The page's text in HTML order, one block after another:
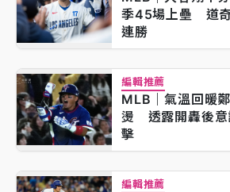
季45場上壘 道
連勝
編輯推薦
MLB｜氣溫回暖
燙 透露開轟後意
擊
編輯推薦